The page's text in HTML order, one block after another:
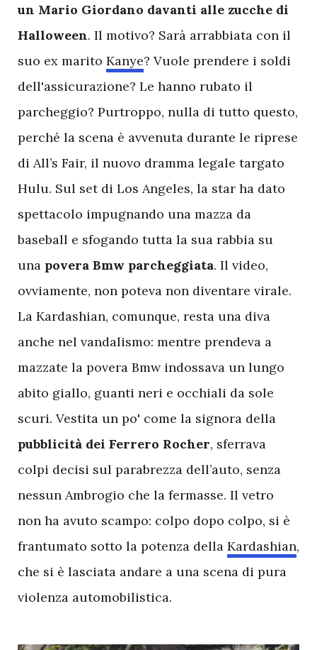
un Mario Giordano davanti alle zucche di
Halloween. Il motivo? Sarà arrabbiata con il
suo ex marito Kanye? Vuole prendere i soldi
dell'assicurazione? Le hanno rubato il
parcheggio? Purtroppo, nulla di tutto questo,
perché la scena è avvenuta durante le riprese
di All’s Fair, il nuovo dramma legale targato
Hulu. Sul set di Los Angeles, la star ha dato
spettacolo impugnando una mazza da
baseball e sfogando tutta la sua rabbia su
una povera Bmw parcheggiata. Il video,
ovviamente, non poteva non diventare virale.
La Kardashian, comunque, resta una diva
anche nel vandalismo: mentre prendeva a
mazzate la povera Bmw indossava un lungo
abito giallo, guanti neri e occhiali da sole
scuri. Vestita un po' come la signora della
pubblicità dei Ferrero Rocher, sferrava
colpi decisi sul parabrezza dell’auto, senza
nessun Ambrogio che la fermasse. Il vetro
non ha avuto scampo: colpo dopo colpo, si è
frantumato sotto la potenza della Kardashian,
che si è lasciata andare a una scena di pura
violenza automobilistica.